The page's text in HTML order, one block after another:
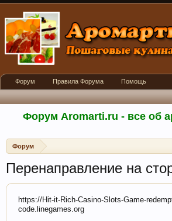
Форум Aromarti.ru - все об
Форум
Перенаправление на
https://Hit-it-Rich-Casino-Slots-Game-
code.linegames.org
Форум Правила Форума Помощь